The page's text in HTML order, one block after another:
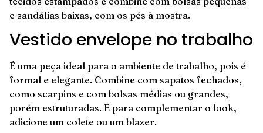
e sandálias baixas, com os pés à mostra.
Vestido envelope no trabalho
É uma peça ideal para o ambiente de trabalho, pois é
formal e elegante. Combine com sapatos fechados,
como scarpins e com bolsas médias ou grandes,
porém estruturadas. E para complementar o look,
adicione um colete ou um blazer.